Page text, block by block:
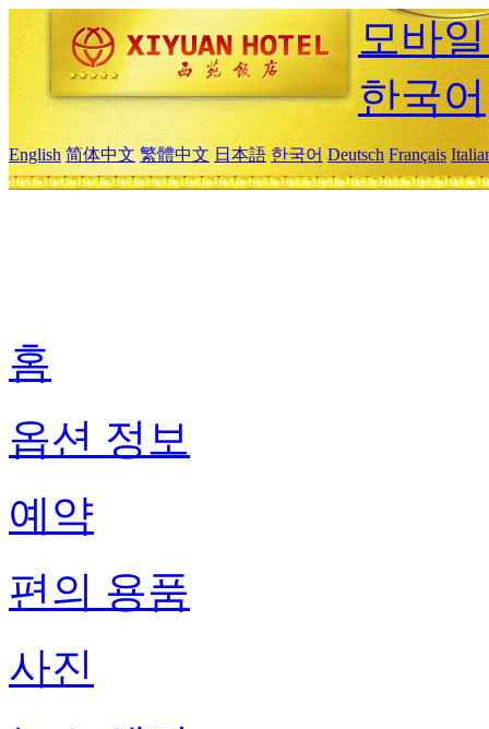
모바
한국어
English 简体中文 繁體中文 日本語 한국어 Deutsch Français
홈
옵션 정보
예약
편의 용품
사진